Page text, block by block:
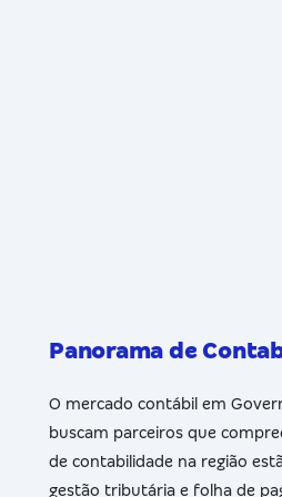
Panorama de
O mercado contábil em
buscam parceiros que
de contabilidade na região
gestão tributária e folha de